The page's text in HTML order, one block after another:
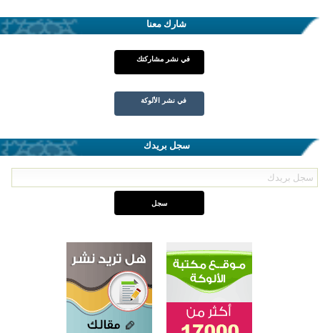
شارك معنا
في نشر مشاركتك
في نشر الألوكة
سجل بريدك